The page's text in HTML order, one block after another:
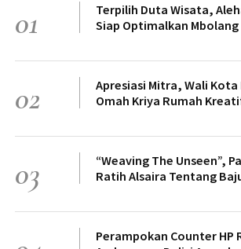
01
Terpilih Duta Wisata,
Siap Optimalkan
02
Apresiasi Mitra, Wali
Omah Kriya Rumah
03
“Weaving The Unseen”,
Ratih Alsaira Tentang
Perampokan Counter HP